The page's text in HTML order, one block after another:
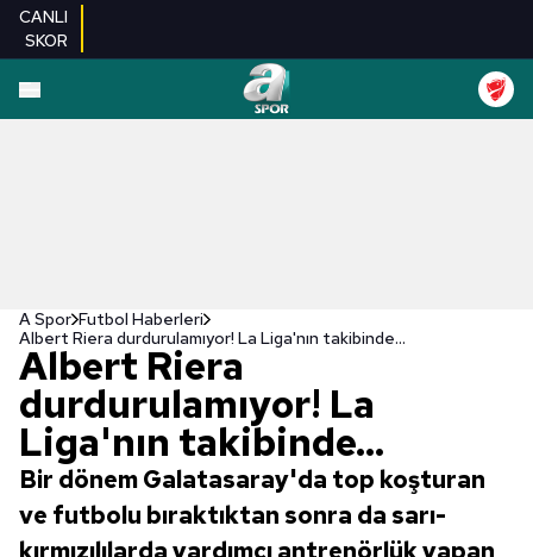
CANLI
SKOR
A Spor Futbol Haberleri
Albert Riera durdurulamıyor! La Liga'nın takibinde...
Albert Riera
durdurulamıyor! La
Liga'nın takibinde...
Bir dönem Galatasaray'da top koşturan
ve futbolu bıraktıktan sonra da sarı-